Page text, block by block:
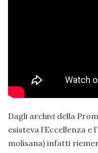
Dagli archivi della
esisteva l’Eccellenza e
molisana) infatti